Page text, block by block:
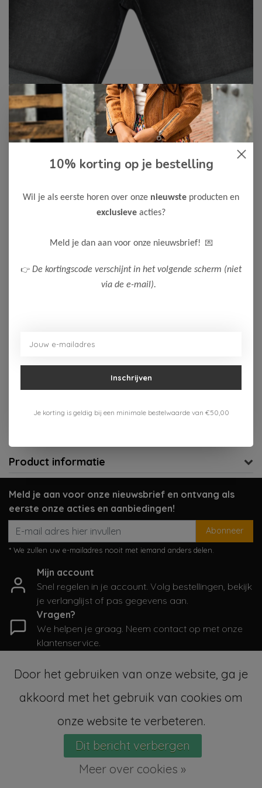
Cars Jeans
Cars Jeans Jongens Short
CALIFORNIA
22,50
Maak een keuze:
92 128 152 164 176
Verzenden 1-3 werkdagen
Product informatie
Meld je aan voor onze nieuwsbrief en ontvang als
eerste onze acties en aanbiedingen!
Abonneer
* We zullen uw e-mailadres nooit met iemand anders delen.
Mijn account
Snel regelen in je account. Volg bestellingen, bekijk
je verlanglijst of pas gegevens aan.
Vragen?
We helpen je graag. Neem contact op met onze
klantenservice.
Informatie
Categorieën
© Copyright 2026 - SampleSale4Kids | RealisatieInStijl Media
Algemene voorwaarden|RSS Feed
Door het gebruiken van onze website, ga je
akkoord met het gebruik van cookies om
onze website te verbeteren.
Dit bericht verbergen
Meer over cookies »
10% korting op je bestelling
Wil je als eerste horen over onze nieuwste producten en
exclusieve acties?
Meld je dan aan voor onze nieuwsbrief! 💌
👉 De kortingscode verschijnt in het volgende scherm (niet
via de e-mail).
Inschrijven
Je korting is geldig bij een minimale bestelwaarde van €50,00